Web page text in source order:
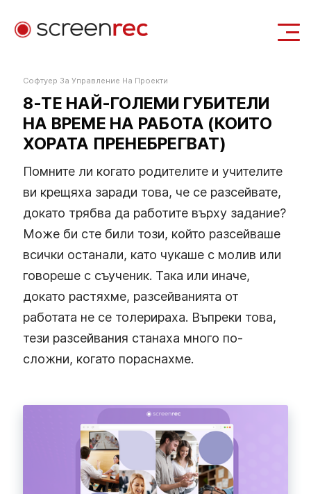
Вход Изтегли Безплатно
Софтуер За Управление На Проекти
8-ТЕ НАЙ-ГОЛЕМИ ГУБИТЕЛИ
НА ВРЕМЕ НА РАБОТА (КОИТО
ХОРАТА ПРЕНЕБРЕГВАТ)
Помните ли когато родителите и учителите
ви крещяха заради това, че се разсейвате,
докато трябва да работите върху задание?
Може би сте били този, който разсейваше
всички останали, като чукаше с молив или
говореше с съученик. Така или иначе,
докато растяхме, разсейванията от
работата не се толерираха. Въпреки това,
тези разсейвания станаха много по-
сложни, когато пораснахме.